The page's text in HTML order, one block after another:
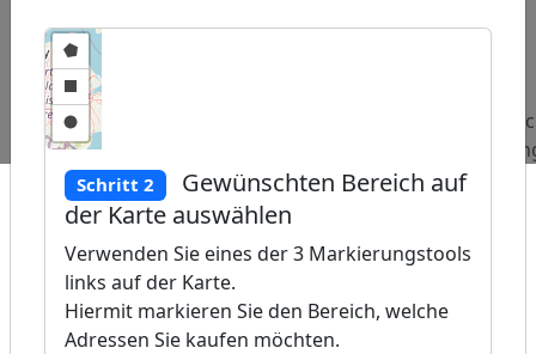
Beliebte
Abfragen:
Schritt 2
Gewünschten Bereich auf
der Karte auswählen
Verwenden Sie eines der 3 Markierungstools
links auf der Karte.
Hiermit markieren Sie den Bereich, welche
Adressen Sie kaufen möchten.